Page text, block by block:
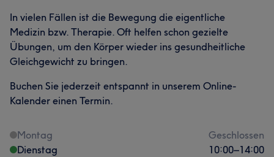
In vielen Fällen ist die Bewegung die eigentliche
Medizin bzw. Therapie. Oft helfen schon gezielte
Übungen, um den Körper wieder ins gesundheitliche
Gleichgewicht zu bringen.
Buchen Sie jederzeit entspannt in unserem Online-
Kalender einen Termin.
Montag
Geschlossen
Dienstag
10:00–14:00